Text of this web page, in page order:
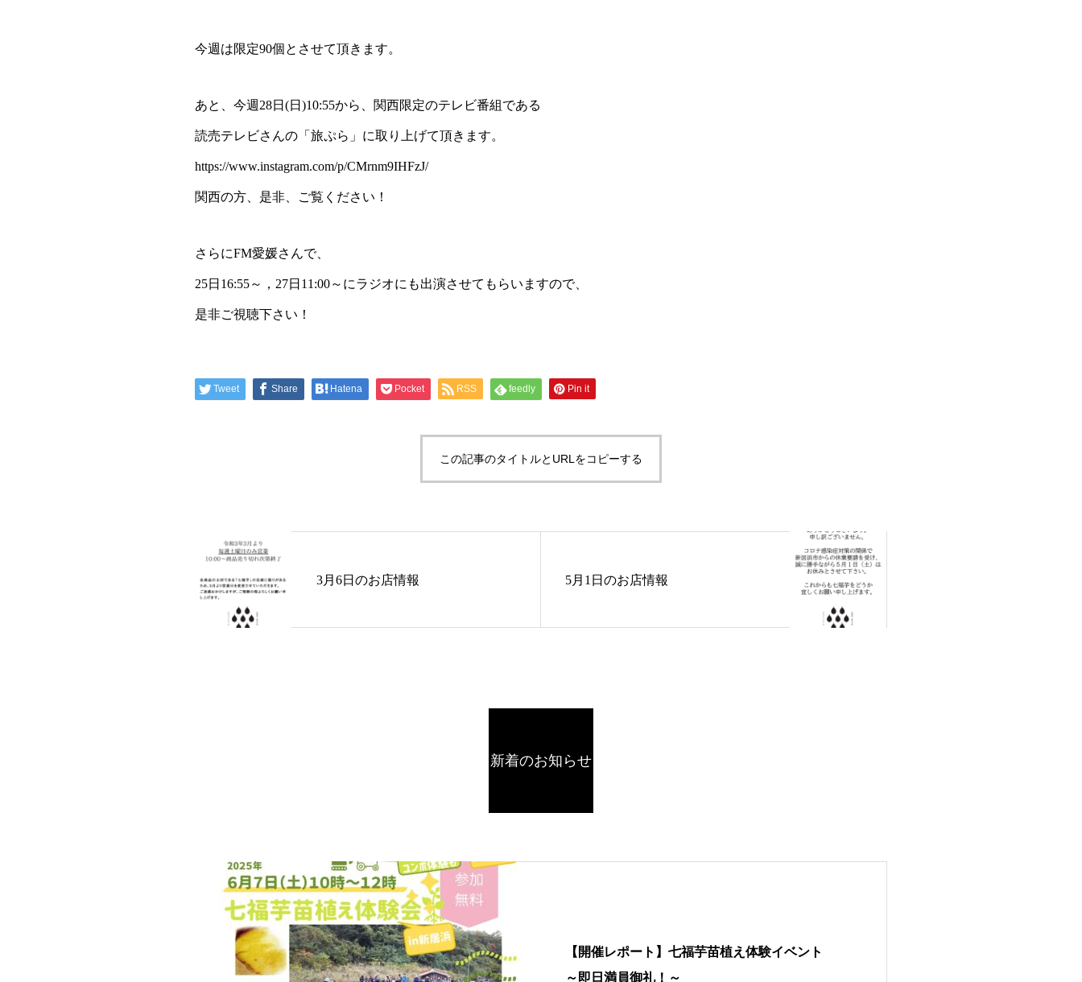
今週は限定90個とさせて頂きます。
あと、今週28日(日)10:55から、関西限定のテレビ番組である
読売テレビさんの「旅ぷら」に取り上げて頂きます。
https://www.instagram.com/p/CMrnm9IHFzJ/
関西の方、是非、ご覧ください！
さらにFM愛媛さんで、
25日16:55～，27日11:00～にラジオにも出演させてもらいますので、
是非ご視聴下さい！
Tweet Share Hatena Pocket RSS feedly Pin it
この記事のタイトルとURLをコピーする
3月6日のお店情報 5月1日のお店情報
新着のお知らせ
【開催レポート】七福芋苗植え体験イベント
～即日満員御礼！～